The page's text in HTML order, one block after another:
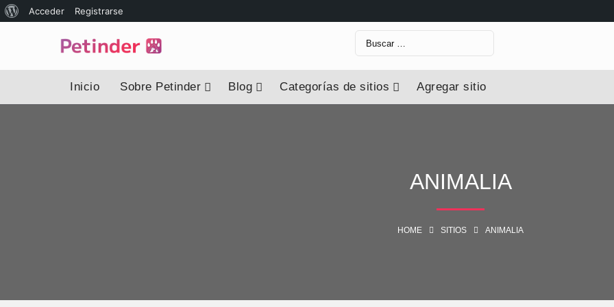
Acceder Registrarse
Inicio Sobre Petinder Blog Categorías de sitios Agregar sitio
ANIMALIA
HOME SITIOS ANIMALIA